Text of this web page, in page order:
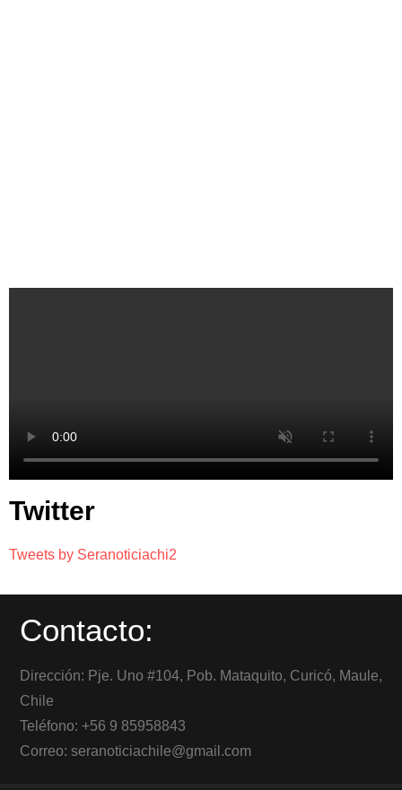
Twitter
Tweets by Seranoticiachi2
Contacto:
Dirección: Pje. Uno #104, Pob. Mataquito, Curicó, Maule,
Chile
Teléfono: +56 9 85958843
Correo: seranoticiachile@gmail.com